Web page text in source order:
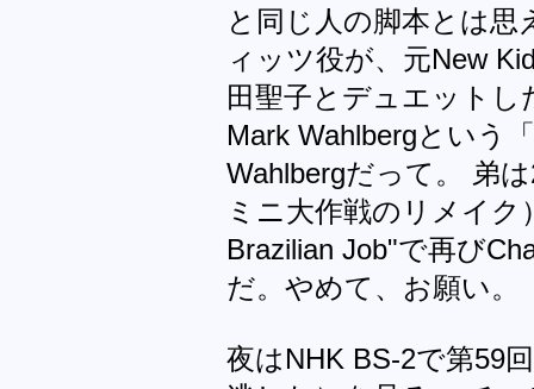
と同じ人の脚本とは
ィッツ役が、元New
田聖子とデュエット
Mark Wahlbergという
Wahlbergだって。 弟
ミニ大作戦のリメイク
Brazilian Job"で再び
だ。やめて、お願い。
夜はNHK BS-2で第59